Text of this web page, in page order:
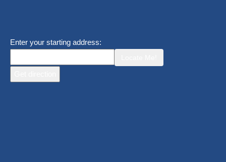
Enter your starting address: